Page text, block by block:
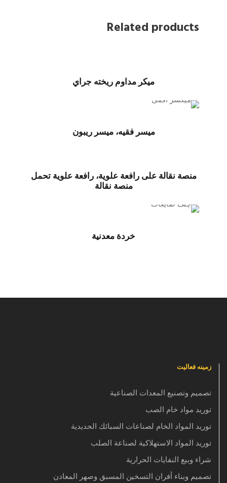
Related products
ميكر مداوم ريخته جراي
ميسر فقيه، ميسر ريبون
منصة نقالة على رافعة علوية، رافعة علوية تحمل
منصة نقالة
خردة معدنية
زمینه فعالیت
تصميم وتصنيع المعدات الصناعية
توريد مواد خام الصب
توريد المواد الخام لصناعات السبائك الحديدية
توريد المواد الاستهلاكية لصناعة الصلب
شراء وبيع النفايات الحرارية
تصميم وبناء أفران التسخين المسبق وصهر المعادن